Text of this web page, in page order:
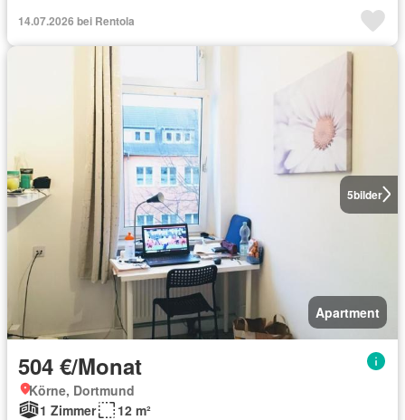
14.07.2026 bei Rentola
5bilder
Apartment
504 €/Monat
Körne, Dortmund
1 Zimmer
12 m²